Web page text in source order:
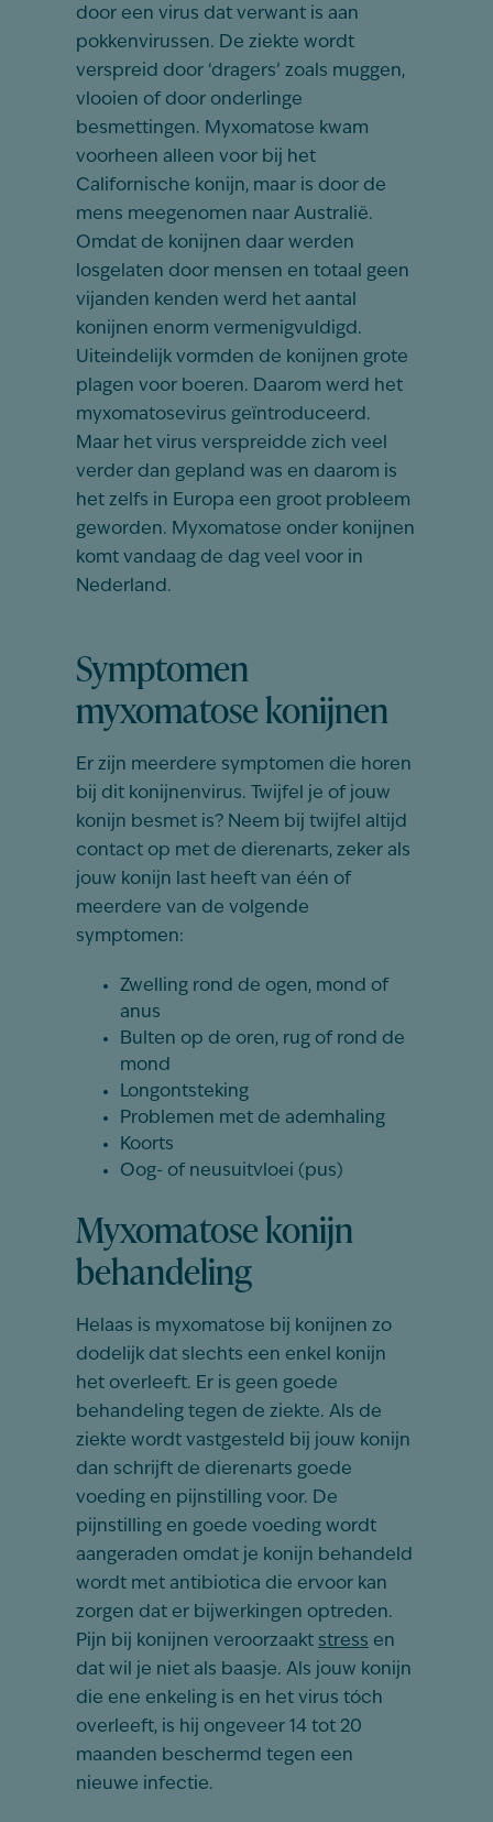
door een virus dat verwant is aan
pokkenvirussen. De ziekte wordt
verspreid door ‘dragers’ zoals muggen,
vlooien of door onderlinge
besmettingen. Myxomatose kwam
voorheen alleen voor bij het
Californische konijn, maar is door de
mens meegenomen naar Australië.
Omdat de konijnen daar werden
losgelaten door mensen en totaal geen
vijanden kenden werd het aantal
konijnen enorm vermenigvuldigd.
Uiteindelijk vormden de konijnen grote
plagen voor boeren. Daarom werd het
myxomatosevirus geïntroduceerd.
Maar het virus verspreidde zich veel
verder dan gepland was en daarom is
het zelfs in Europa een groot probleem
geworden. Myxomatose onder konijnen
komt vandaag de dag veel voor in
Nederland.
Symptomen
myxomatose konijnen
Er zijn meerdere symptomen die horen
bij dit konijnenvirus. Twijfel je of jouw
konijn besmet is? Neem bij twijfel altijd
contact op met de dierenarts, zeker als
jouw konijn last heeft van één of
meerdere van de volgende
symptomen:
Zwelling rond de ogen, mond of
anus
Bulten op de oren, rug of rond de
mond
Longontsteking
Problemen met de ademhaling
Koorts
Oog- of neusuitvloei (pus)
Myxomatose konijn
behandeling
Helaas is myxomatose bij konijnen zo
dodelijk dat slechts een enkel konijn
het overleeft. Er is geen goede
behandeling tegen de ziekte. Als de
ziekte wordt vastgesteld bij jouw konijn
dan schrijft de dierenarts goede
voeding en pijnstilling voor. De
pijnstilling en goede voeding wordt
aangeraden omdat je konijn behandeld
wordt met antibiotica die ervoor kan
zorgen dat er bijwerkingen optreden.
Pijn bij konijnen veroorzaakt stress en
dat wil je niet als baasje. Als jouw konijn
die ene enkeling is en het virus tóch
overleeft, is hij ongeveer 14 tot 20
maanden beschermd tegen een
nieuwe infectie.